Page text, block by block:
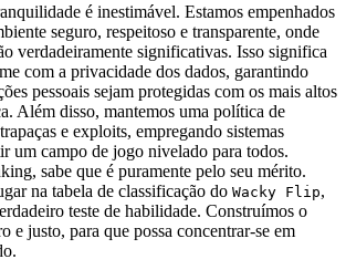
é inestimável. Estamos empenhados
seguro, respeitoso e transparente, onde
verdadeiramente significativas. Isso significa
com a privacidade dos dados, garantindo
pessoais sejam protegidas com os mais altos
Além disso, mantemos uma política de
e exploits, empregando sistemas
um campo de jogo nivelado para todos.
sabe que é puramente pelo seu mérito.
na tabela de classificação do Wacky Flip,
teste de habilidade. Construímos o
e justo, para que possa concentrar-se em